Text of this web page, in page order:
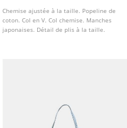
Chemise ajustée à la taille. Popeline de
coton. Col en V. Col chemise. Manches
japonaises. Détail de plis à la taille.